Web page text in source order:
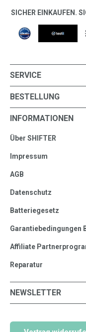
SICHER EINKAUFEN.
SERVICE
BESTELLUNG
INFORMATIONEN
Über SHIFTER
Impressum
AGB
Datenschutz
Batteriegesetz
Garantiebedingungen
Affiliate
Reparatur
NEWSLETTER